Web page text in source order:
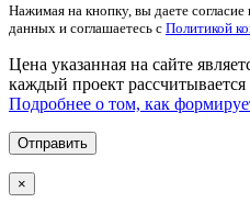
Нажимая на кнопку, вы даете
данных и соглашаетесь с Политикой
Цена указанная на сайте
каждый проект
Подробнее о том, как
×